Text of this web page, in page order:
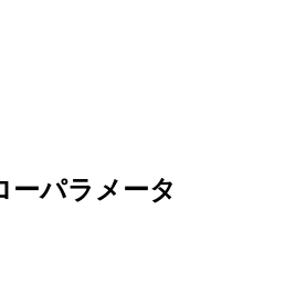
ーパラメータ